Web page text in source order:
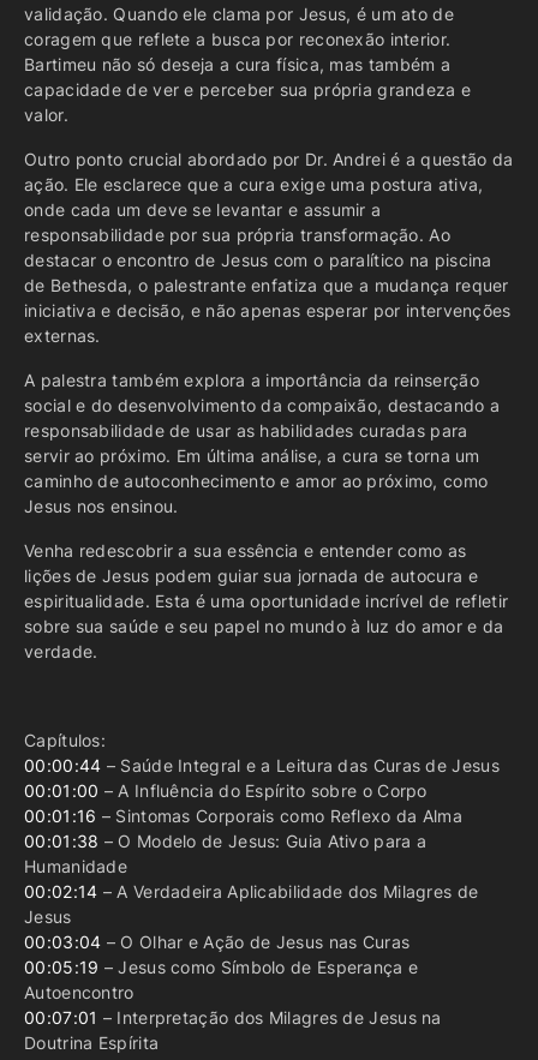
validação. Quando ele clama por Jesus, é um ato de
coragem que reflete a busca por reconexão interior.
Bartimeu não só deseja a cura física, mas também a
capacidade de ver e perceber sua própria grandeza e
valor.
Outro ponto crucial abordado por Dr. Andrei é a questão da
ação. Ele esclarece que a cura exige uma postura ativa,
onde cada um deve se levantar e assumir a
responsabilidade por sua própria transformação. Ao
destacar o encontro de Jesus com o paralítico na piscina
de Bethesda, o palestrante enfatiza que a mudança requer
iniciativa e decisão, e não apenas esperar por intervenções
externas.
A palestra também explora a importância da reinserção
social e do desenvolvimento da compaixão, destacando a
responsabilidade de usar as habilidades curadas para
servir ao próximo. Em última análise, a cura se torna um
caminho de autoconhecimento e amor ao próximo, como
Jesus nos ensinou.
Venha redescobrir a sua essência e entender como as
lições de Jesus podem guiar sua jornada de autocura e
espiritualidade. Esta é uma oportunidade incrível de refletir
sobre sua saúde e seu papel no mundo à luz do amor e da
verdade.
Capítulos:
00:00:44 – Saúde Integral e a Leitura das Curas de Jesus
00:01:00 – A Influência do Espírito sobre o Corpo
00:01:16 – Sintomas Corporais como Reflexo da Alma
00:01:38 – O Modelo de Jesus: Guia Ativo para a
Humanidade
00:02:14 – A Verdadeira Aplicabilidade dos Milagres de
Jesus
00:03:04 – O Olhar e Ação de Jesus nas Curas
00:05:19 – Jesus como Símbolo de Esperança e
Autoencontro
00:07:01 – Interpretação dos Milagres de Jesus na
Doutrina Espírita